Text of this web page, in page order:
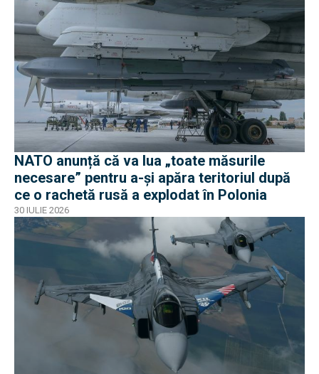
NATO anunță că va lua „toate măsurile
necesare” pentru a-și apăra teritoriul după
ce o rachetă rusă a explodat în Polonia
30 IULIE 2026